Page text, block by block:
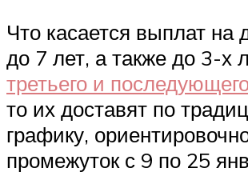
Что касается выплат на
до 7 лет, а также до 3-х
третьего и
то их доставят по
графику,
промежуток с 9 по 25